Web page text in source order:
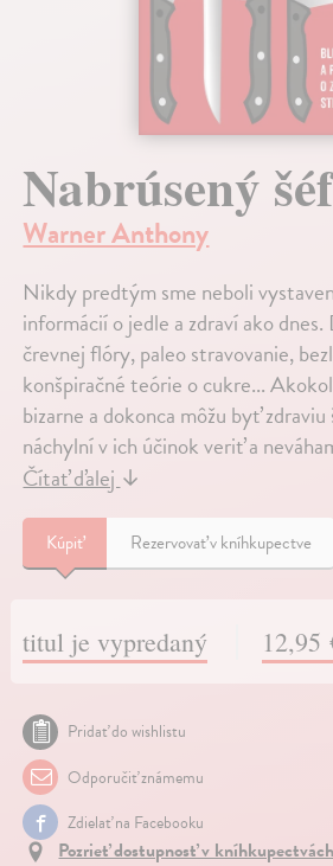
Nabrúsený
Warner Anthony
Nikdy predtým sme neboli
informácií o jedle a zdraví ako
črevnej flóry, paleo stravovanie,
konšpiračné teórie o cukre...
bizarne a dokonca môžu byť
náchylní v ich účinok veriť a
Čítať ďalej↓
Kúpiť Rezervovať v kníhkupectve
titul je vypredaný 12,95
Pridať do wishlistu
Odporučiť známemu
Zdielať na Facebooku
Pozrieť dostupnosť v kníhkupectvách